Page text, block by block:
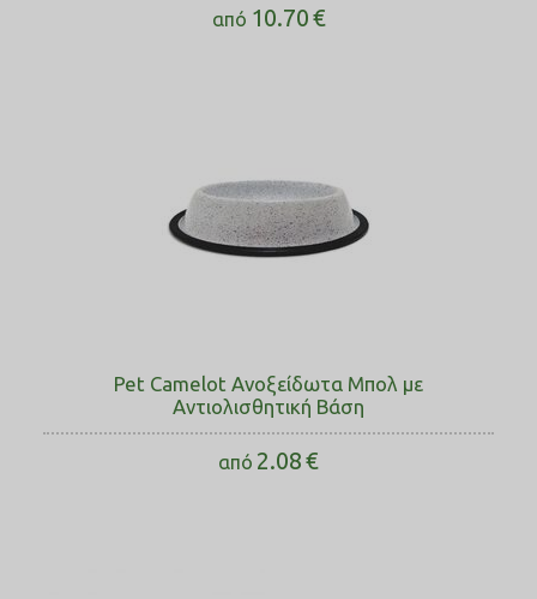
από 10.70€
Pet Camelot Ανοξείδωτα Μπολ με
Αντιολισθητική Βάση
από 2.08€